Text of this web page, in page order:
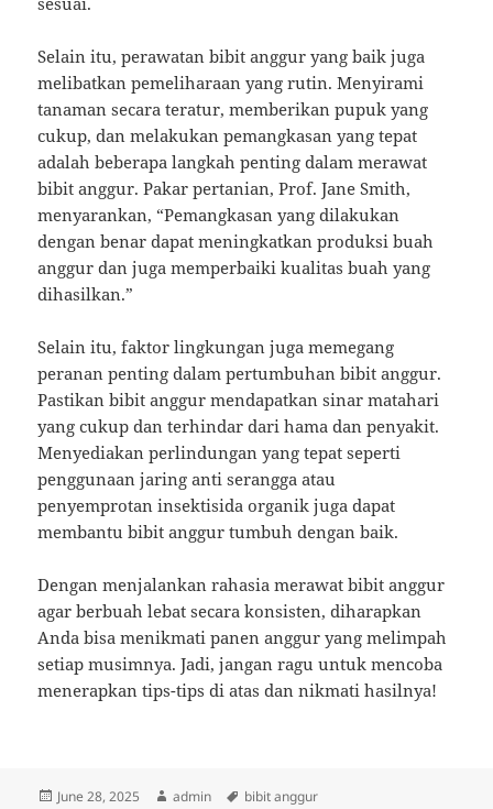
Selain itu, perawatan bibit anggur yang baik juga
melibatkan pemeliharaan yang rutin. Menyirami
tanaman secara teratur, memberikan pupuk yang
cukup, dan melakukan pemangkasan yang tepat
adalah beberapa langkah penting dalam merawat
bibit anggur. Pakar pertanian, Prof. Jane Smith,
menyarankan, “Pemangkasan yang dilakukan
dengan benar dapat meningkatkan produksi buah
anggur dan juga memperbaiki kualitas buah yang
dihasilkan.”
Selain itu, faktor lingkungan juga memegang
peranan penting dalam pertumbuhan bibit anggur.
Pastikan bibit anggur mendapatkan sinar matahari
yang cukup dan terhindar dari hama dan penyakit.
Menyediakan perlindungan yang tepat seperti
penggunaan jaring anti serangga atau
penyemprotan insektisida organik juga dapat
membantu bibit anggur tumbuh dengan baik.
Dengan menjalankan rahasia merawat bibit anggur
agar berbuah lebat secara konsisten, diharapkan
Anda bisa menikmati panen anggur yang melimpah
setiap musimnya. Jadi, jangan ragu untuk mencoba
menerapkan tips-tips di atas dan nikmati hasilnya!
Posted
June 28, 2025 Author
admin Tags
bibit anggur